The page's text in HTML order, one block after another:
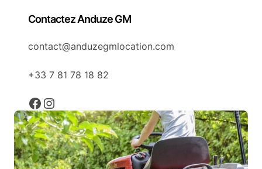
Contactez Anduze GM
contact@anduzegmlocation.com
+33 7 81 78 18 82